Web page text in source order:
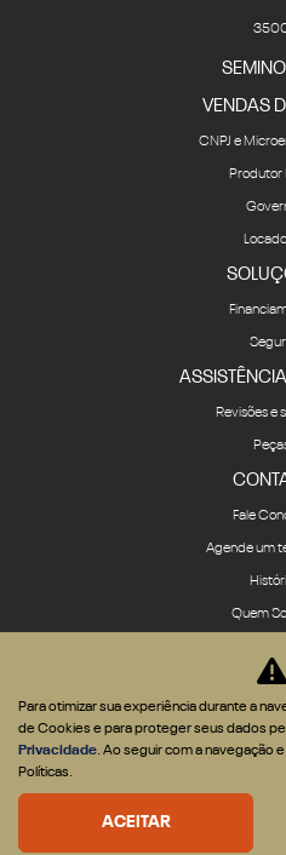
VENDAS
CNPJ e
Produtor
Revisões e
Fale
Agende um
Quem
Para otimizar sua experiência durante a
de Cookies e para proteger seus dados
Privacidade. Ao seguir com a navegação
Políticas.
ACEITAR